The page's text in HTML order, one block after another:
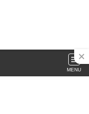
MENU